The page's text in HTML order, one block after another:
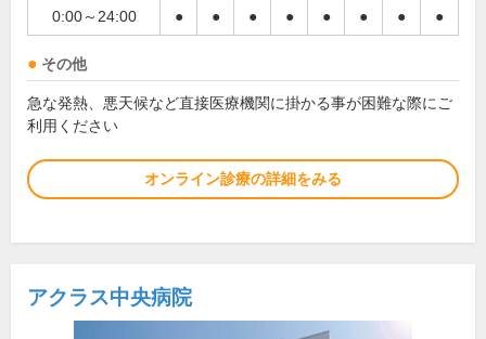
0:00～24:00 ● ● ● ● ● ● ● ●
その他
急な発熱、悪天候など直接医療機関に掛かる事が困難な際にご
利用ください
オンライン診療の詳細をみる
アクラス中央病院